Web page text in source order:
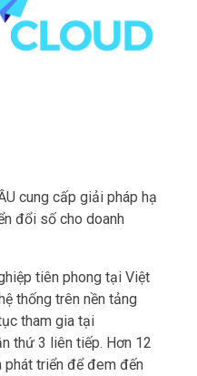
cung cấp giải pháp hạ
đổi số cho doanh
tiên phong tại Việt
thống trên nền tảng
tham gia tại
thứ 3 liên tiếp. Hơn 12
phát triển để đem đến